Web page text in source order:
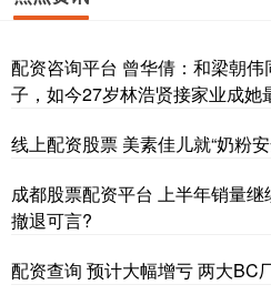
配资咨询平台 曾华倩：和梁朝
子，如今27岁林浩贤接家业成她
线上配资股票 美素佳儿就“奶粉
成都股票配资平台 上半年销量
撤退可言?
配资查询 预计大幅增亏 两大BC